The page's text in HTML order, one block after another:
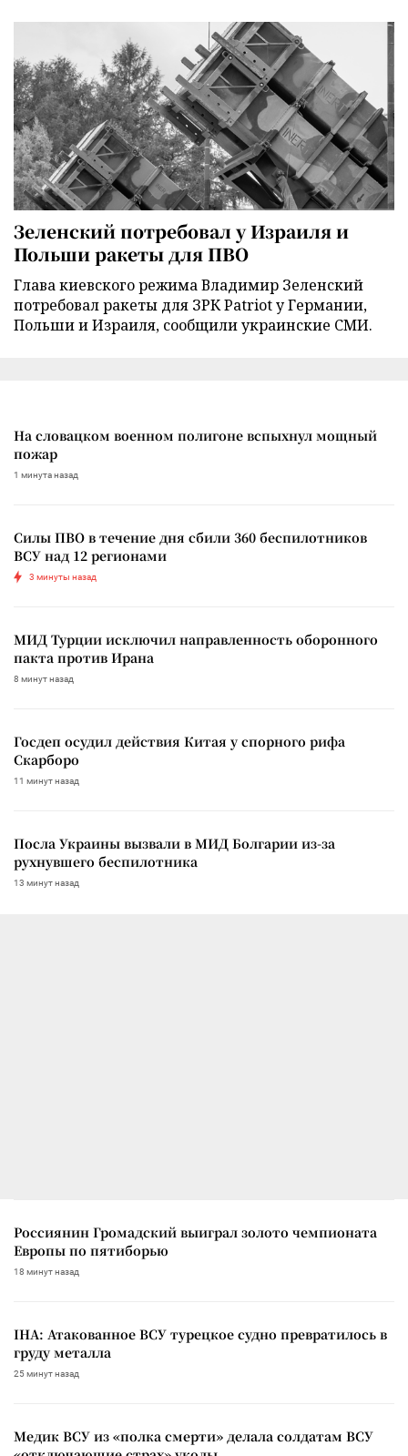
Зеленский потребовал у Израиля и
Польши ракеты для ПВО
Глава киевского режима Владимир Зеленский
потребовал ракеты для ЗРК Patriot у Германии,
Польши и Израиля, сообщили украинские СМИ.
На словацком военном полигоне вспыхнул мощный
пожар
1 минута назад
Силы ПВО в течение дня сбили 360 беспилотников
ВСУ над 12 регионами
3 минуты назад
МИД Турции исключил направленность оборонного
пакта против Ирана
8 минут назад
Госдеп осудил действия Китая у спорного рифа
Скарборо
11 минут назад
Посла Украины вызвали в МИД Болгарии из-за
рухнувшего беспилотника
13 минут назад
Россиянин Громадский выиграл золото чемпионата
Европы по пятиборью
18 минут назад
IHA: Атакованное ВСУ турецкое судно превратилось в
груду металла
25 минут назад
Медик ВСУ из «полка смерти» делала солдатам ВСУ